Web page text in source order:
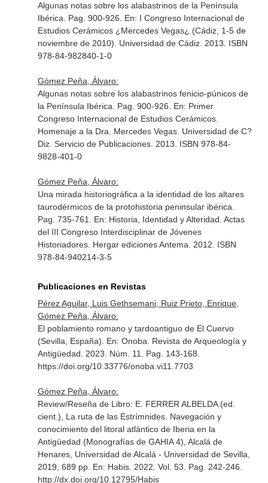
Algunas notas sobre los alabastrinos de la Península
Ibérica. Pag. 900-926. En: I Congreso Internacional de
Estudios Cerámicos ¿Mercedes Vegas¿ (Cádiz, 1-5 de
noviembre de 2010) . Universidad de Cádiz. 2013. ISBN
978-84-982840-1-0
Gómez Peña, Álvaro:
Algunas notas sobre los alabastrinos fenicio-púnicos de
la Península Ibérica. Pag. 900-926. En: Primer
Congreso Internacional de Estudios Cerámicos.
Homenaje a la Dra. Mercedes Vegas. Universidad de C?
Diz. Servicio de Publicaciones. 2013. ISBN 978-84-
9828-401-0
Gómez Peña, Álvaro:
Una mirada historiográfica a la identidad de los altares
taurodérmicos de la protohistoria peninsular ibérica.
Pag. 735-761. En: Historia, Identidad y Alteridad. Actas
del III Congreso Interdisciplinar de Jóvenes
Historiadores. Hergar ediciones Antema. 2012. ISBN
978-84-940214-3-5
Publicaciones en Revistas
Pérez Aguilar, Luis Gethsemani, Ruiz Prieto, Enrique,
Gómez Peña, Álvaro:
El poblamiento romano y tardoantiguo de El Cuervo
(Sevilla, España). En: Onoba. Revista de Arqueología y
Antigüedad . 2023. Núm. 11. Pag. 143-168.
https://doi.org/10.33776/onoba.vi11.7703
Gómez Peña, Álvaro:
Review/Reseña de Libro: E. FERRER ALBELDA (ed.
cient.), La ruta de las Estrímnides. Navegación y
conocimiento del litoral atlántico de Iberia en la
Antigüedad (Monografías de GAHIA 4), Alcalá de
Henares, Universidad de Alcalá - Universidad de Sevilla,
2019, 689 pp. En: Habis. 2022. Vol. 53. Pag. 242-246.
http://dx.doi.org/10.12795/Habis